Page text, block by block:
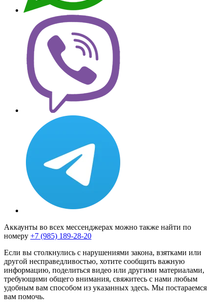
Аккаунты во всех мессенджерах можно также найти по
номеру +7 (985) 189-28-20
Если вы столкнулись с нарушениями закона, взятками или
другой несправедливостью, хотите сообщить важную
информацию, поделиться видео или другими материалами,
требующими общего внимания, свяжитесь с нами любым
удобным вам способом из указанных здесь. Мы постараемся
вам помочь.